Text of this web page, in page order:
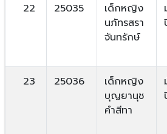
22 25035
เด็กหญิง
นภัทรสรา
จันทรักษ์
23 25036
เด็กหญิง
บุญยานุช
คำสีทา